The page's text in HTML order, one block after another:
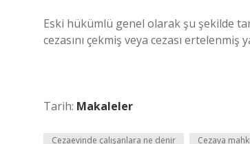
Eski hükümlü genel olarak şu şekilde
cezasını çekmiş veya cezası
Tarih: Makaleler
Cezaevinde çalışanlara ne denir Cezaya